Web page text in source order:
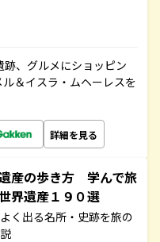
、グルメにショッピン
＆イスラ・ムヘーレスを
詳細を見る
産の歩き方 学んで旅
界遺産１９０選
く出る名所・史跡を旅の